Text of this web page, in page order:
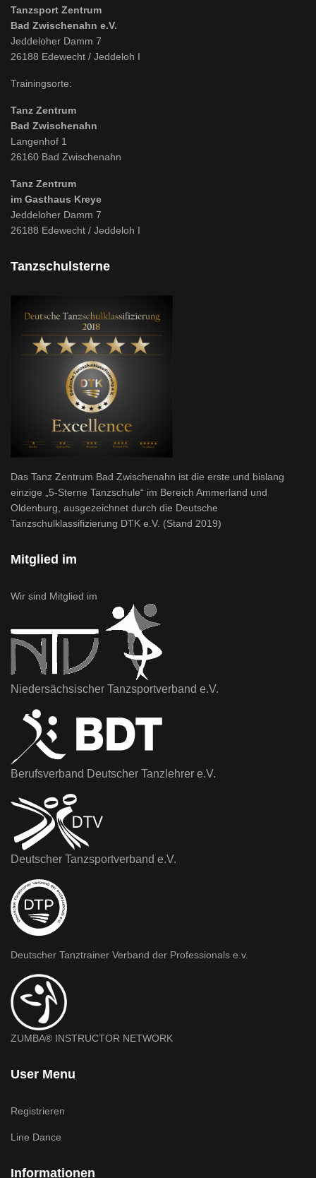
Tanzsport Zentrum
Bad Zwischenahn e.V.
Jeddeloher Damm 7
26188 Edewecht / Jeddeloh I
Trainingsorte:
Tanz Zentrum
Bad Zwischenahn
Langenhof 1
26160 Bad Zwischenahn
Tanz Zentrum
im Gasthaus Kreye
Jeddeloher Damm 7
26188 Edewecht / Jeddeloh I
Tanzschulsterne
Das Tanz Zentrum Bad Zwischenahn ist die erste und bislang
einzige „5-Sterne Tanzschule“ im Bereich Ammerland und
Oldenburg, ausgezeichnet durch die Deutsche
Tanzschulklassifizierung DTK e.V. (Stand 2019)
Mitglied im
Wir sind Mitglied im
Niedersächsischer Tanzsportverband e.V.
Berufsverband Deutscher Tanzlehrer e.V.
Deutscher Tanzsportverband e.V.
Deutscher Tanztrainer Verband der Professionals e.v.
ZUMBA® INSTRUCTOR NETWORK
User Menu
Registrieren
Line Dance
Informationen